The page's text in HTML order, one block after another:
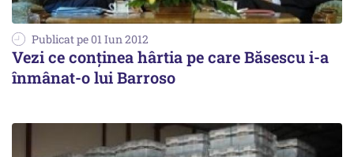
Publicat pe 01 Iun 2012
Vezi ce conținea hârtia pe care Băsescu i-a
înmânat-o lui Barroso